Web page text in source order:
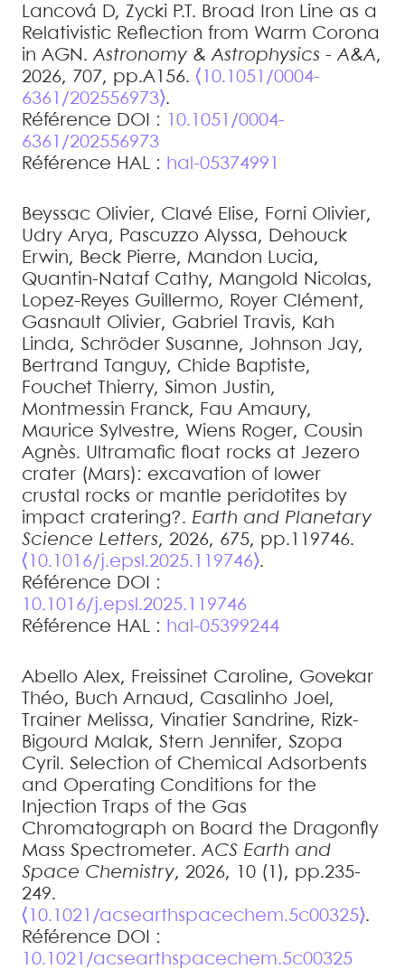
Lancová D, Zycki P.T . Broad Iron Line as a
Relativistic Reflection from Warm Corona
in AGN.Astronomy & Astrophysics - A&A,
2026, 707, pp.A156. ⟨10.1051/0004-
6361/202556973⟩.
Référence DOI :
10.1051/0004-
6361/202556973
Référence HAL : hal-05374991
Beyssac Olivier, Clavé Elise, Forni Olivier,
Udry Arya, Pascuzzo Alyssa, Dehouck
Erwin, Beck Pierre, Mandon Lucia,
Quantin-Nataf Cathy, Mangold Nicolas,
Lopez-Reyes Guillermo, Royer Clément,
Gasnault Olivier, Gabriel Travis, Kah
Linda, Schröder Susanne, Johnson Jay,
Bertrand
Tanguy, Chide Baptiste,
Fouchet
Thierry, Simon Justin,
Montmessin Franck, Fau Amaury,
Maurice Sylvestre, Wiens Roger, Cousin
Agnès. Ultramafic float rocks at Jezero
crater (Mars): excavation of lower
crustal rocks or mantle peridotites by
impact cratering?. Earth and Planetary
Science Letters, 2026, 675, pp.119746.
⟨10.1016/j.epsl.2025.119746⟩.
Référence DOI :
10.1016/j.epsl.2025.119746
Référence HAL : hal-05399244
Abello Alex, Freissinet Caroline, Govekar
Théo, Buch Arnaud , Casalinho Joel ,
Trainer Melissa, Vinatier Sandrine, Rizk-
Bigourd Malak, Stern Jennifer, Szopa
Cyril . Selection of Chemical Adsorbents
and Operating Conditions for the
Injection Traps of the Gas
Chromatograph on Board the Dragonfly
Mass Spectrometer.ACS Earth and
Space Chemistry, 2026, 10 (1), pp.235-
249.
⟨10.1021/acsearthspacechem.5c00325⟩.
Référence DOI :
10.1021/acsearthspacechem.5c00325